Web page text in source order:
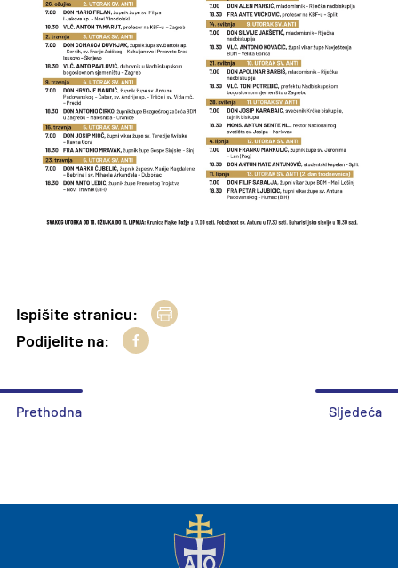
Ispišite stranicu:
Podijelite na:
Prethodna Sljedeća